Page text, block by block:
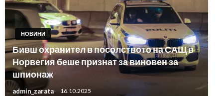
НОВИНИ
Бивш охранител в посолството на САЩ в
Норвегия беше признат за виновен за
шпионаж
admin_zarata 16.10.2025